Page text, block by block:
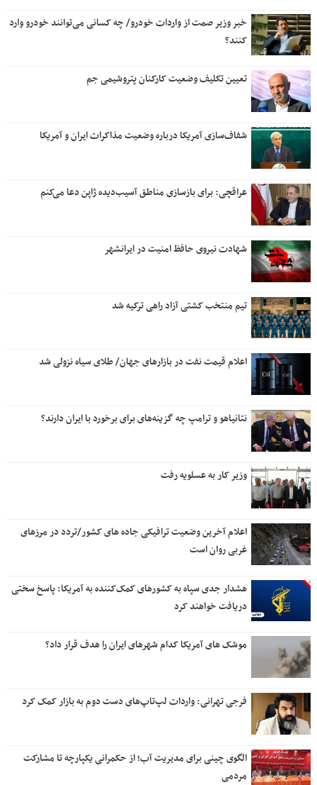
خبر وزیر صمت از واردات خودرو/ چه کسانی می‌توانند خودرو وارد
کنند؟
تعیین تکلیف وضعیت کارکنان پتروشیمی جم
شفاف‌سازی آمریکا درباره وضعیت مذاکرات ایران و آمریکا
عراقچی: برای بازسازی مناطق آسیب‌دیده ژاپن دعا می‌کنم
شهادت نیروی حافظ امنیت در ایرانشهر
تیم منتخب کشتی آزاد راهی ترکیه شد
اعلام قیمت نفت در بازارهای جهان/ طلای سیاه نزولی شد
نتانیاهو و ترامپ چه گزینه‌های برای برخورد با ایران دارند؟
وزیر کار به عسلویه رفت
اعلام آخرین وضعیت ترافیکی جاده های کشور/تردد در مرزهای
غربی روان است
هشدار جدی سپاه به کشورهای کمک‌کننده به آمریکا: پاسخ سختی
دریافت خواهند کرد
موشک های آمریکا کدام شهرهای ایران را هدف قرار داد؟
فرجی تهرانی: واردات لپ‌تاپ‌های دست دوم به بازار کمک کرد
الگوی چینی برای مدیریت آب؛ از حکمرانی یکپارچه تا مشارکت
مردمی